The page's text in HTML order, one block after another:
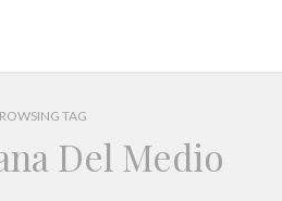
TAG
Del Medio